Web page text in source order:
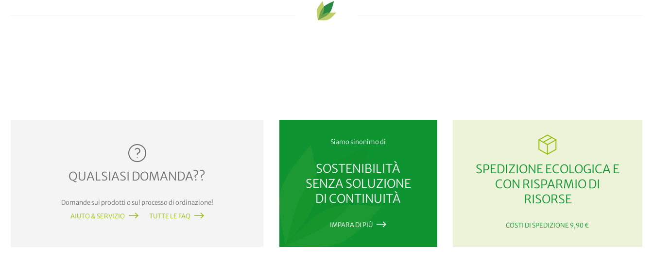
QUALSIASI DOMANDA??
Domande sui prodotti o sul processo di ordinazione!
AIUTO & SERVIZIO
TUTTE LE FAQ
Siamo sinonimo di
SOSTENIBILITÀ
SENZA SOLUZIONE
DI CONTINUITÀ
IMPARA DI PIÙ
SPEDIZIONE ECOLOGICA E
CON RISPARMIO DI
RISORSE
COSTI DI SPEDIZIONE 9,90 €